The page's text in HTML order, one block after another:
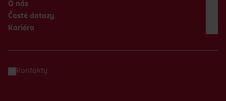
O nás
Časté dotazy
Kariéra
Kontakty